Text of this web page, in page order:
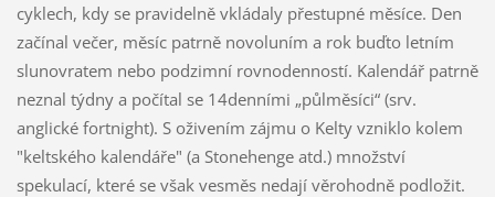
cyklech, kdy se pravidelně vkládaly přestupné měsíce. Den
začínal večer, měsíc patrně novoluním a rok buďto letním
slunovratem nebo podzimní rovnodenností. Kalendář patrně
neznal týdny a počítal se 14denními „půlměsíci“ (srv.
anglické fortnight). S oživením zájmu o Kelty vzniklo kolem
"keltského kalendáře" (a Stonehenge atd.) množství
spekulací, které se však vesměs nedají věrohodně podložit.